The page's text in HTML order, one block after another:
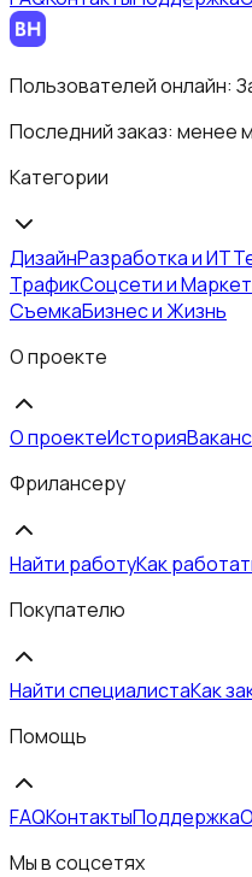
Пользователей онлайн:
Последний заказ: менее
Категории
ДизайнРазработка и ИТ
ТрафикСоцсети и
СъемкаБизнес и Жизнь
О проекте
О проектеИстория
Фрилансеру
Найти работуКак
Покупателю
Найти специалистаКак
Помощь
FAQКонтактыПоддержка
Мы в соцсетях